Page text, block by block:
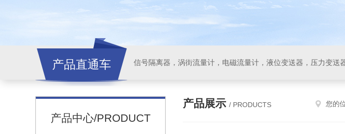
产品直通车 信号隔离器，涡街流量计，电磁流量计，液位变送器，压力变送
产品中心/PRODUCT
产品展示 / PRODUCTS 您的